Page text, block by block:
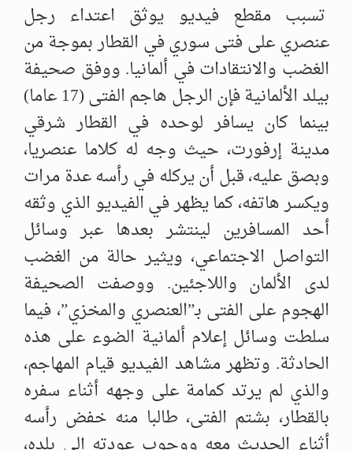
تسبب مقطع فيديو يوثق اعتداء رجل
عنصري على فتى سوري في القطار بموجة من
الغضب والانتقادات في ألمانيا. ووفق صحيفة
بيلد الألمانية فإن الرجل هاجم الفتى (17 عاما)
بينما كان يسافر لوحده في القطار شرقي
مدينة إرفورت، حيث وجه له كلاما عنصريا،
وبصق عليه، قبل أن يركله في رأسه عدة مرات
ويكسر هاتفه، كما يظهر في الفيديو الذي وثقه
أحد المسافرين لينتشر بعدها عبر وسائل
التواصل الاجتماعي، ويثير حالة من الغضب
لدى الألمان واللاجئين. ووصفت الصحيفة
الهجوم على الفتى بـ”العنصري والمخزي”، فيما
سلطت وسائل إعلام ألمانية الضوء على هذه
الحادثة. وتظهر مشاهد الفيديو قيام المهاجم،
والذي لم يرتد كمامة على وجهه أثناء سفره
بالقطار، بشتم الفتى، طالبا منه خفض رأسه